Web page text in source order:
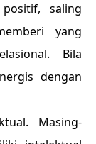
saling
yang
Bila
dengan
Masing-